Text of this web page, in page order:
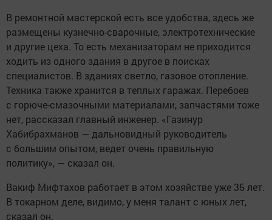
В ремонтной мастерской есть все удобства, здесь же
размещены кузнечно-сварочные, электротехнические
и другие цеха. То есть механизаторам не приходится
ходить из одного здания в другое в поисках
специалистов. В зданиях светло, газовое отопление.
Техника также хранится в теплых гаражах. Перебоев
с горюче-смазочными материалами, запчастями тоже
нет, рассказал главный инженер. «Газинур
Хабибрахманов — дальновидный руководитель
с большим опытом, ведет очень правильную
политику», — сказал он.
Вакиф Мифтахов работает в этом хозяйстве уже 35 лет.
В токарном деле, видимо, у меня талант с юных лет,
сказал он.